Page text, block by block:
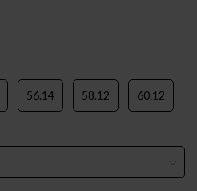
56.14 58.12 60.12